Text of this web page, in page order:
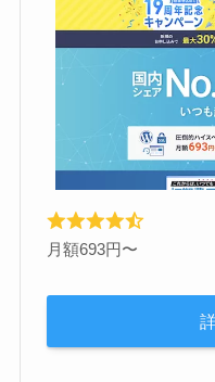
月額693円〜